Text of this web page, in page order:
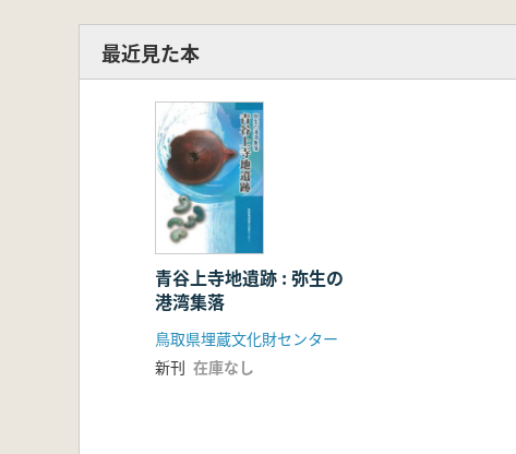
最近見た本
青谷上寺地遺跡 : 弥生の
港湾集落
鳥取県埋蔵文化財センター
新刊 在庫なし